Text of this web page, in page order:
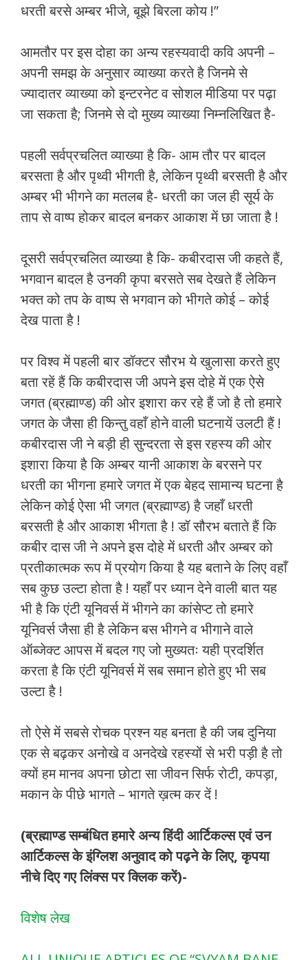
धरती बरसे अम्बर भीजे, बूझे बिरला कोय !”
आमतौर पर इस दोहा का अन्य रहस्यवादी कवि अपनी –
अपनी समझ के अनुसार व्याख्या करते है जिनमे से
ज्यादातर व्याख्या को इन्टरनेट व सोशल मीडिया पर पढ़ा
जा सकता है; जिनमे से दो मुख्य व्याख्या निम्नलिखित है-
पहली सर्वप्रचलित व्याख्या है कि- आम तौर पर बादल
बरसता है और पृथ्वी भीगती है, लेकिन पृथ्वी बरसती है और
अम्बर भी भीगने का मतलब है- धरती का जल ही सूर्य के
ताप से वाष्प होकर बादल बनकर आकाश में छा जाता है !
दूसरी सर्वप्रचलित व्याख्या है कि- कबीरदास जी कहते हैं,
भगवान बादल है उनकी कृपा बरसते सब देखते हैं लेकिन
भक्त को तप के वाष्प से भगवान को भीगते कोई – कोई
देख पाता है !
पर विश्व में पहली बार डॉक्टर सौरभ ये खुलासा करते हुए
बता रहें हैं कि कबीरदास जी अपने इस दोहे में एक ऐसे
जगत (ब्रह्माण्ड) की ओर इशारा कर रहे हैं जो है तो हमारे
जगत के जैसा ही किन्तु वहाँ होने वाली घटनायें उलटी हैं !
कबीरदास जी ने बड़ी ही सुन्दरता से इस रहस्य की ओर
इशारा किया है कि अम्बर यानी आकाश के बरसने पर
धरती का भीगना हमारे जगत में एक बेहद सामान्य घटना है
लेकिन कोई ऐसा भी जगत (ब्रह्माण्ड) है जहाँ धरती
बरसती है और आकाश भीगता है ! डॉ सौरभ बताते हैं कि
कबीर दास जी ने अपने इस दोहे में धरती और अम्बर को
प्रतीकात्मक रूप में प्रयोग किया है यह बताने के लिए वहाँ
सब कुछ उल्टा होता है ! यहाँ पर ध्यान देने वाली बात यह
भी है कि एंटी यूनिवर्स में भीगने का कांसेप्ट तो हमारे
यूनिवर्स जैसा ही है लेकिन बस भीगने व भीगाने वाले
ऑब्जेक्ट आपस में बदल गए जो मुख्यतः यही प्रदर्शित
करता है कि एंटी यूनिवर्स में सब समान होते हुए भी सब
उल्टा है !
तो ऐसे में सबसे रोचक प्रश्न यह बनता है की जब दुनिया
एक से बढ़कर अनोखे व अनदेखे रहस्यों से भरी पड़ी है तो
क्यों हम मानव अपना छोटा सा जीवन सिर्फ रोटी, कपड़ा,
मकान के पीछे भागते – भागते ख़त्म कर दें !
(ब्रह्माण्ड सम्बंधित हमारे अन्य हिंदी आर्टिकल्स एवं उन
आर्टिकल्स के इंग्लिश अनुवाद को पढ़ने के लिए, कृपया
नीचे दिए गए लिंक्स पर क्लिक करें)-
विशेष लेख